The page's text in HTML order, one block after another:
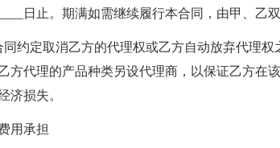
日止。期满如需继续履行本合同，由甲、乙
定取消乙方的代理权或乙方自动放弃代理权
方代理的产品种类另设代理商，以保证乙方在
济损失。
用承担